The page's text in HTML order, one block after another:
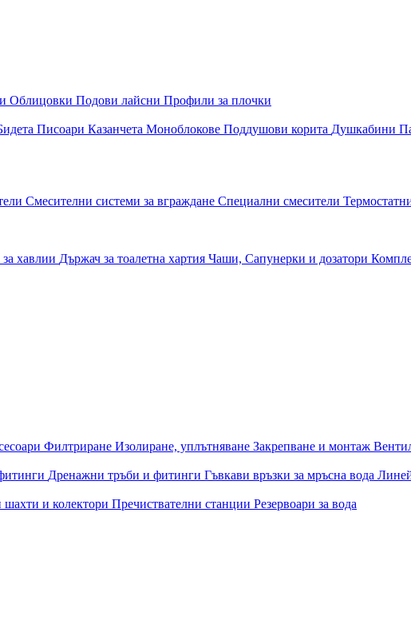
Облицовки Подови лайсни Профили за плочки
Писоари Казанчета Моноблокове Поддушови корита Душкабини
Смесителни системи за вграждане Специални смесители
хавлии Държач за тоалетна хартия Чаши, Сапунерки и дозатори
Филтриране Изолиране, уплътняване Закрепване и монтаж
Дренажни тръби и фитинги Гъвкави връзки за мръсна вода
шахти и колектори Пречиствателни станции Резервоари за вода